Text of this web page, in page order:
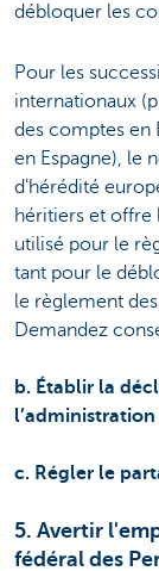
débloquer les
Pour les
internationaux
des comptes en
en Espagne), le
d'hérédité
héritiers et offre
utilisé pour le
tant pour le
le règlement
Demandez
b. Établir la
c. Régler le
5. Avertir
fédéral des